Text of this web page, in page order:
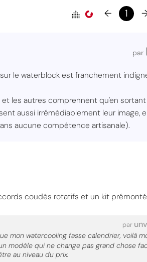
← 1
par
le waterblock est franchement
les autres comprennent qu'en
aussi irrémédiablement leur
aucune compétence artisanale).
coudés rotatifs et un kit
par
mon watercooling fasse calendrier, voilà
modèle qui ne change pas grand chose
au niveau du prix.